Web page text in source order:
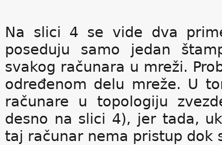
Na slici 4 se vide dva
poseduju samo jedan
svakog računara u mreži.
određenom delu mreže. U
računare u topologiju
desno na slici 4), jer tada,
taj računar nema pristup dok